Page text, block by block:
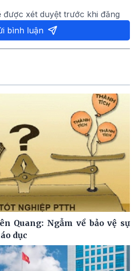
được xét duyệt trước khi đăng
bình luận
Quang: Ngẫm về bảo vệ sự
dục